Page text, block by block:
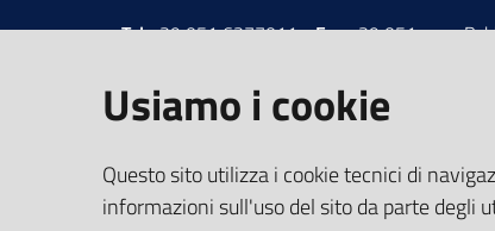
Tel+39 051 6377011-Fax+39 051
e-mail:segreteria@rer.camcom.it
unioncamereemiliaromagna@legalmail.it
Partita Iva: 02294450370 -C.F.
Usiamo i cookie
Questo sito utilizza i cookie tecnici di
informazioni sull'uso del sito da parte degli